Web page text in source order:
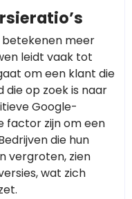
meer
leidt vaak tot
om een klant die
op zoek is naar
Google-
factor zijn om een
die hun
vergroten, zien
wat zich